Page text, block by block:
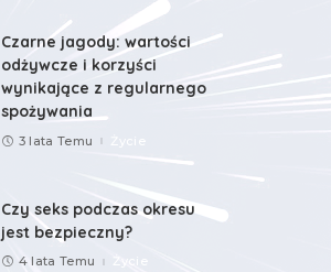
Czarne jagody: wartości
odżywcze i korzyści
wynikające z regularnego
spożywania
3 lata Temu Życie
Czy seks podczas okresu
jest bezpieczny?
4 lata Temu Życie